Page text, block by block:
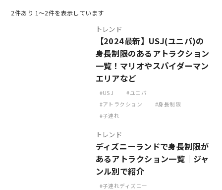
2件あり 1〜2件を表示しています
トレンド
【2024最新】USJ(ユニバ)の
身長制限のあるアトラクション
一覧！マリオやスパイダーマン
エリアなど
USJ
ユニバ
アトラクション
身長制限
子連れ
トレンド
ディズニーランドで身長制限が
あるアトラクション一覧｜ジャ
ンル別で紹介
子連れディズニー